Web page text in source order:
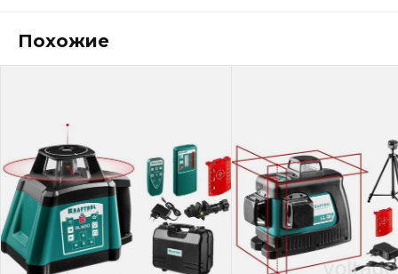
Похожие